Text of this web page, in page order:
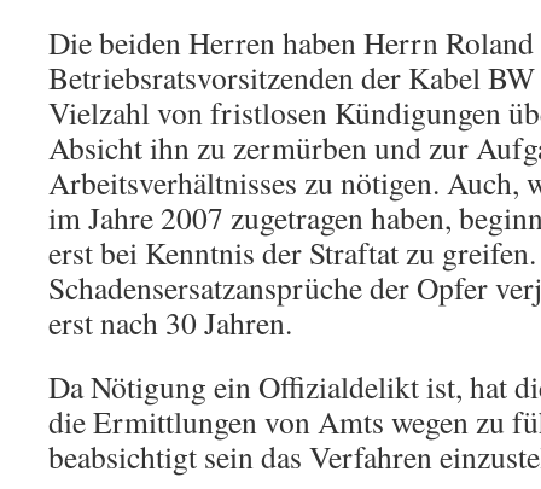
Die beiden Herren haben Herrn Roland
Betriebsratsvorsitzenden der Kabel
Vielzahl von fristlosen Kündigungen
Absicht ihn zu zermürben und zur
Arbeitsverhältnisses zu nötigen. Auch,
im Jahre 2007 zugetragen haben,
erst bei Kenntnis der Straftat zu
Schadensersatzansprüche der Opfer
erst nach 30 Jahren.
Da Nötigung ein Offizialdelikt ist, hat
die Ermittlungen von Amts wegen zu
beabsichtigt sein das Verfahren